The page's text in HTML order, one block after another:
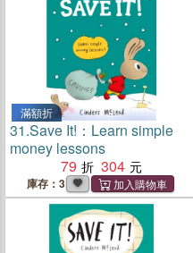
滿額折
31.Save It!：Learn simple
money lessons
79
304
庫存：3